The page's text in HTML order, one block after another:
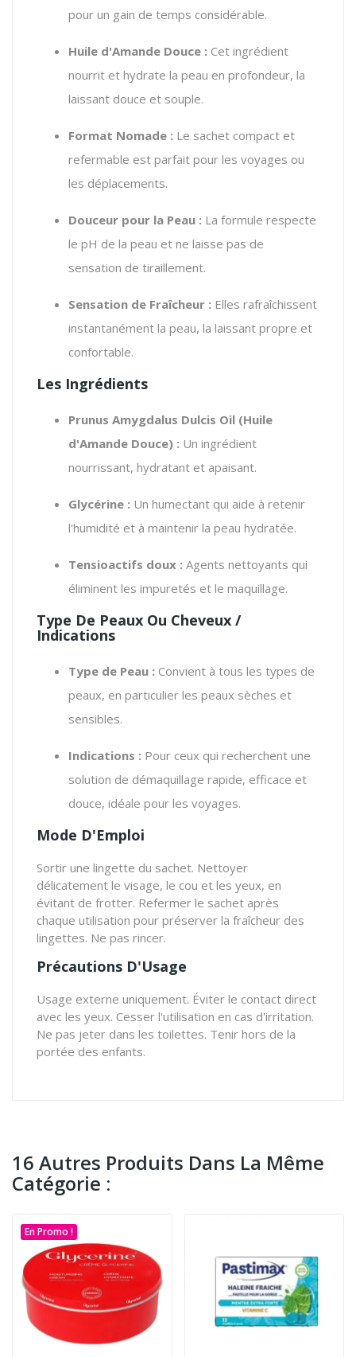
pour un gain de temps considérable.
Huile d'Amande Douce : Cet ingrédient
nourrit et hydrate la peau en profondeur, la
laissant douce et souple.
Format Nomade : Le sachet compact et
refermable est parfait pour les voyages ou
les déplacements.
Douceur pour la Peau : La formule respecte
le pH de la peau et ne laisse pas de
sensation de tiraillement.
Sensation de Fraîcheur : Elles rafraîchissent
instantanément la peau, la laissant propre et
confortable.
Les Ingrédients
Prunus Amygdalus Dulcis Oil (Huile
d'Amande Douce) : Un ingrédient
nourrissant, hydratant et apaisant.
Glycérine : Un humectant qui aide à retenir
l'humidité et à maintenir la peau hydratée.
Tensioactifs doux : Agents nettoyants qui
éliminent les impuretés et le maquillage.
Type De Peaux Ou Cheveux /
Indications
Type de Peau : Convient à tous les types de
peaux, en particulier les peaux sèches et
sensibles.
Indications : Pour ceux qui recherchent une
solution de démaquillage rapide, efficace et
douce, idéale pour les voyages.
Mode D'Emploi
Sortir une lingette du sachet. Nettoyer
délicatement le visage, le cou et les yeux, en
évitant de frotter. Refermer le sachet après
chaque utilisation pour préserver la fraîcheur des
lingettes. Ne pas rincer.
Précautions D'Usage
Usage externe uniquement. Éviter le contact direct
avec les yeux. Cesser l'utilisation en cas d'irritation.
Ne pas jeter dans les toilettes. Tenir hors de la
portée des enfants.
16 Autres Produits Dans La Même
Catégorie :
En Promo !